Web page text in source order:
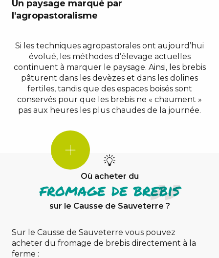
Un paysage marqué par
l'agropastoralisme
Si les techniques agropastorales ont aujourd’hui
évolué, les méthodes d’élevage actuelles
continuent à marquer le paysage. Ainsi, les brebis
pâturent dans les devèzes et dans les dolines
fertiles, tandis que des espaces boisés sont
conservés pour que les brebis ne « chaument »
pas aux heures les plus chaudes de la journée.
LE
SAVIEZ-
VOUS
Où acheter du
fromage de brebis
sur le Causse de Sauveterre ?
Sur le Causse de Sauveterre vous pouvez
acheter du fromage de brebis directement à la
ferme :